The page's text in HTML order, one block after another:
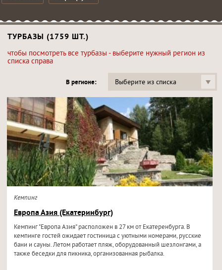
ТУРБАЗЫ (1759 ШТ.)
чтобы посмотреть все турбазы - выберите нужный регион из
списка справа
В регионе: Выберите из списка
Кемпинг
Европа Азия (Екатеринбург)
Кемпинг "Европа Азия" расположен в 27 км от Екатеренбурга. В
кемпинге гостей ожидает гостиница с уютными номерами, русские
бани и сауны. Летом работает пляж, оборудованный шезлонгами, а
также беседки для пикника, организованная рыбалка.